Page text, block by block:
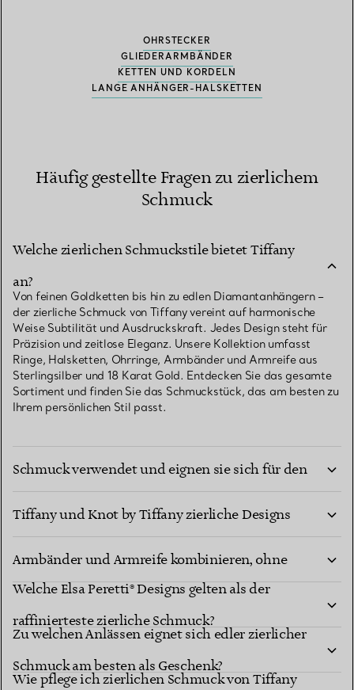
OHRSTECKER
GLIEDERARMBÄNDER
KETTEN UND KORDELN
LANGE ANHÄNGER-HALSKETTEN
Häufig gestellte Fragen zu zierlichem
Schmuck
Welche zierlichen Schmuckstile bietet Tiffany
an?
Von feinen Goldketten bis hin zu edlen Diamantanhängern –
der zierliche Schmuck von Tiffany vereint auf harmonische
Weise Subtilität und Ausdruckskraft. Jedes Design steht für
Präzision und zeitlose Eleganz. Unsere Kollektion umfasst
Ringe, Halsketten, Ohrringe, Armbänder und Armreife aus
Sterlingsilber und 18 Karat Gold. Entdecken Sie das gesamte
Sortiment und finden Sie das Schmuckstück, das am besten zu
Ihrem persönlichen Stil passt.
Schmuck verwendet und eignen sie sich für den
Wie lassen sich aus Tiffany Ikonen wie T by
Tiffany und Knot by Tiffany zierliche Designs
Wie kann ich zierliche Halsketten und
Armbänder und Armreife kombinieren, ohne
dass sie sich verheddern?
Welche Elsa Peretti® Designs gelten als der
raffinierteste zierliche Schmuck?
Zu welchen Anlässen eignet sich edler zierlicher
Schmuck am besten als Geschenk?
Wie pflege ich zierlichen Schmuck von Tiffany